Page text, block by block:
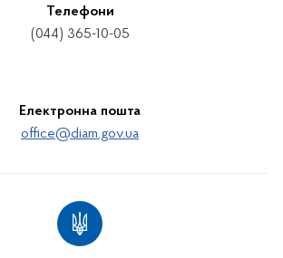
Телефони
(044) 365-10-05
Електронна пошта
office@diam.gov.ua